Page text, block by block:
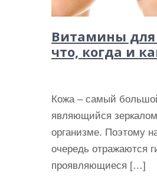
Витамины
что, когда и
Кожа – самый
являющийся
организме. Поэтому
очередь отражаются
проявляющиеся […]